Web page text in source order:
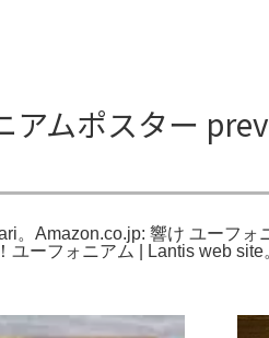
アムポスター
。Amazon.co.jp: 響け ユーフ
ーフォニアム | Lantis web